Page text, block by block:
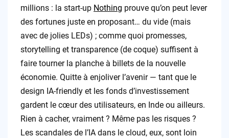
millions : la start-up Nothing prouve qu’on peut lever
des fortunes juste en proposant… du vide (mais
avec de jolies LEDs) ; comme quoi promesses,
storytelling et transparence (de coque) suffisent à
faire tourner la planche à billets de la nouvelle
économie. Quitte à enjoliver l’avenir — tant que le
design IA-friendly et les fonds d’investissement
gardent le cœur des utilisateurs, en Inde ou ailleurs.
Rien à cacher, vraiment ? Même pas les risques ?
Les scandales de l’IA dans le cloud, eux, sont loin